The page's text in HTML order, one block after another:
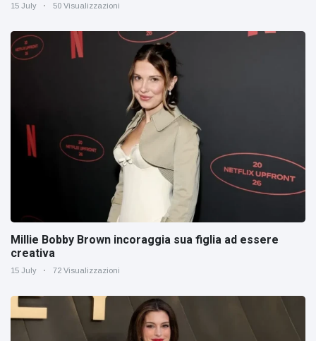
15 July 50 Visualizzazioni
Millie Bobby Brown incoraggia sua figlia ad essere
creativa
15 July 72 Visualizzazioni